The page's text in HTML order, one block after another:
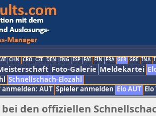
CHN CRO CZE DEN ENG ESP FAI FIN FRA GER GRE INA
Foto-Galerie Meldekartei
Schnellschach-Elozahl
AUT Spieler anmelden Elo AUT
den offiziellen